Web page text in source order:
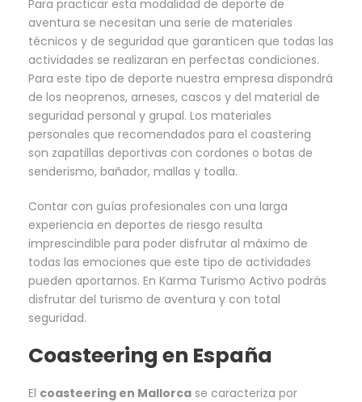
Para practicar esta modalidad de deporte de
aventura se necesitan una serie de materiales
técnicos y de seguridad que garanticen que todas las
actividades se realizaran en perfectas condiciones.
Para este tipo de deporte nuestra empresa dispondrá
de los neoprenos, arneses, cascos y del material de
seguridad personal y grupal. Los materiales
personales que recomendados para el coastering
son zapatillas deportivas con cordones o botas de
senderismo, bañador, mallas y toalla.
Contar con guías profesionales con una larga
experiencia en deportes de riesgo resulta
imprescindible para poder disfrutar al máximo de
todas las emociones que este tipo de actividades
pueden aportarnos. En Karma Turismo Activo podrás
disfrutar del turismo de aventura y con total
seguridad.
Coasteering en España
El coasteering en Mallorca se caracteriza por